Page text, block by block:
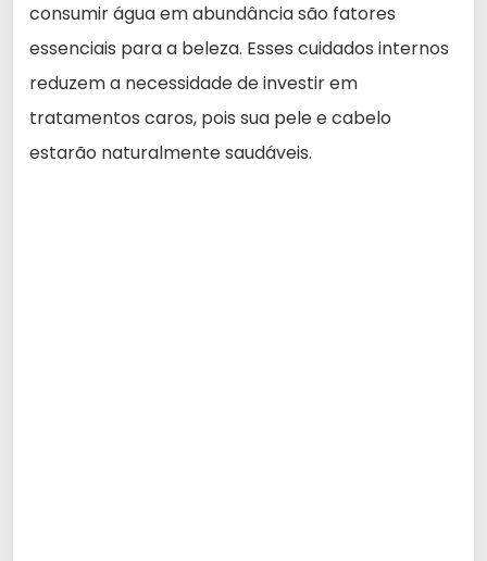
consumir água em abundância são fatores
essenciais para a beleza. Esses cuidados internos
reduzem a necessidade de investir em
tratamentos caros, pois sua pele e cabelo
estarão naturalmente saudáveis.